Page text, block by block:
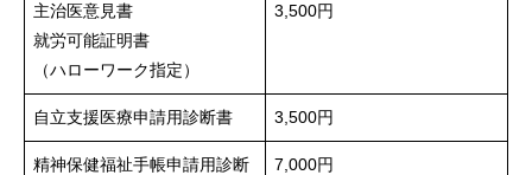
主治医意見書
就労可能証明書
（ハローワーク指定）
3,500円
自立支援医療申請用診断書 3,500円
精神保健福祉手帳申請用診断
7,000円